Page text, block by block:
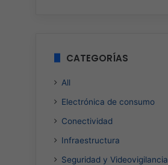
CATEGORÍAS
All
Electrónica de consumo
Conectividad
Infraestructura
Seguridad y Videovigilancia